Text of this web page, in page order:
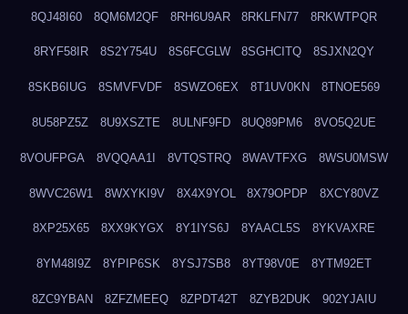
8QJ48I60 8QM6M2QF 8RH6U9AR 8RKLFN77 8RKWTPQR
8RYF58IR 8S2Y754U 8S6FCGLW 8SGHCITQ 8SJXN2QY
8SKB6IUG 8SMVFVDF 8SWZO6EX 8T1UV0KN 8TNOE569
8U58PZ5Z 8U9XSZTE 8ULNF9FD 8UQ89PM6 8VO5Q2UE
8VOUFPGA 8VQQAA1I 8VTQSTRQ 8WAVTFXG 8WSU0MSW
8WVC26W1 8WXYKI9V 8X4X9YOL 8X79OPDP 8XCY80VZ
8XP25X65 8XX9KYGX 8Y1IYS6J 8YAACL5S 8YKVAXRE
8YM48I9Z 8YPIP6SK 8YSJ7SB8 8YT98V0E 8YTM92ET
8ZC9YBAN 8ZFZMEEQ 8ZPDT42T 8ZYB2DUK 902YJAIU